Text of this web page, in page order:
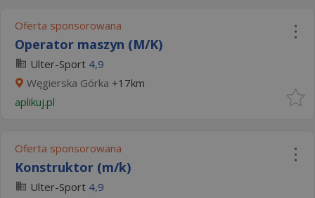
Oferta sponsorowana
Operator maszyn (M/K)
Ulter-Sport 4,9
Węgierska Górka +17km
aplikuj.pl
Oferta sponsorowana
Konstruktor (m/k)
Ulter-Sport 4,9